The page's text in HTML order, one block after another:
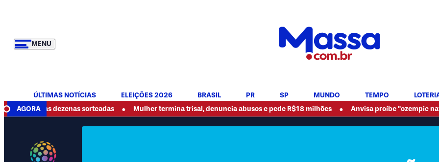
MENU
ÚLTIMAS NOTÍCIAS ELEIÇÕES 2026 BRASIL PR SP MUNDO TEMPO
AGORA
dezenas sorteadas • Mulher termina trisal, denuncia abusos e pede R$18 milhões • Anvisa proíbe "ozempic natural" e